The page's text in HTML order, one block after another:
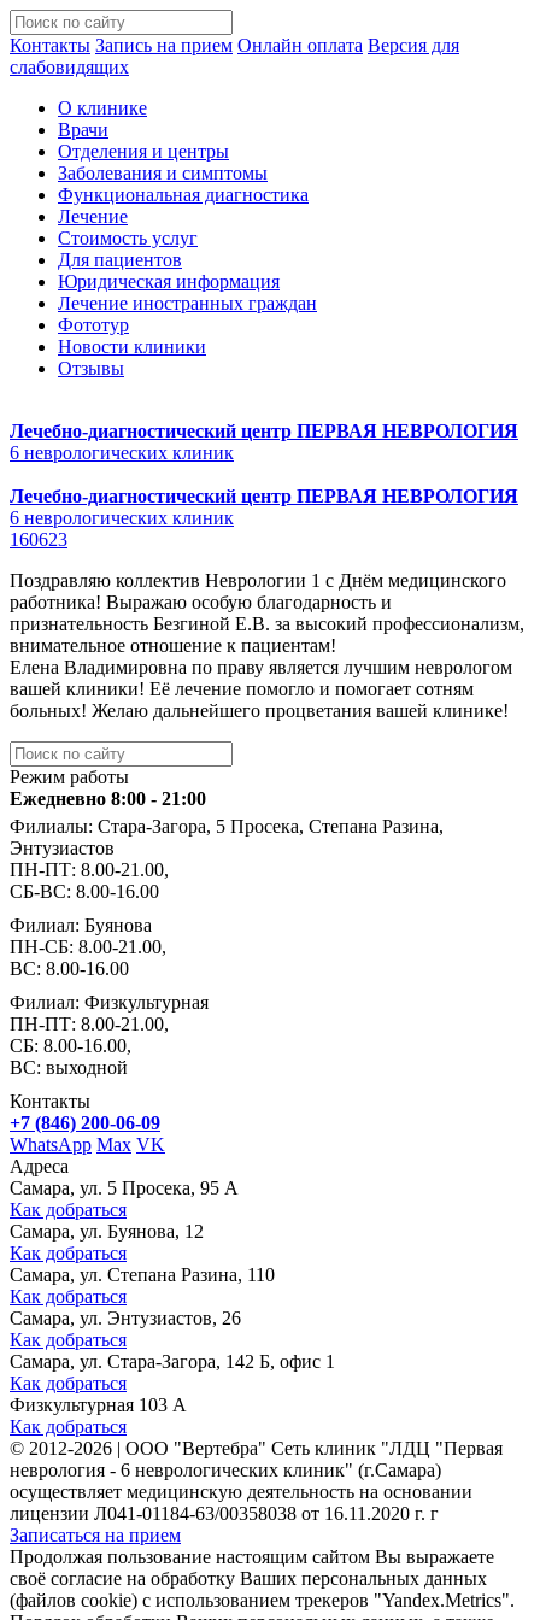
Контакты Запись на прием Онлайн оплата Версия для
слабовидящих
О клинике
Врачи
Отделения и центры
Заболевания и симптомы
Функциональная диагностика
Лечение
Стоимость услуг
Для пациентов
Юридическая информация
Лечение иностранных граждан
Фототур
Новости клиники
Отзывы
Лечебно-диагностический центр ПЕРВАЯ НЕВРОЛОГИЯ
6 неврологических клиник
Лечебно-диагностический центр ПЕРВАЯ НЕВРОЛОГИЯ
6 неврологических клиник
160623
Поздравляю коллектив Неврологии 1 с Днём медицинского
работника! Выражаю особую благодарность и
признательность Безгиной Е.В. за высокий профессионализм,
внимательное отношение к пациентам!
Елена Владимировна по праву является лучшим неврологом
вашей клиники! Её лечение помогло и помогает сотням
больных! Желаю дальнейшего процветания вашей клинике!
Режим работы
Ежедневно 8:00 - 21:00
Филиалы: Стара-Загора, 5 Просека, Степана Разина,
Энтузиастов
ПН-ПТ: 8.00-21.00,
СБ-ВС: 8.00-16.00
Филиал: Буянова
ПН-СБ: 8.00-21.00,
ВС: 8.00-16.00
Филиал: Физкультурная
ПН-ПТ: 8.00-21.00,
СБ: 8.00-16.00,
ВС: выходной
Контакты
+7 (846) 200-06-09
WhatsApp Max VK
Адреса
Самара, ул. 5 Просека, 95 А
Как добраться
Самара, ул. Буянова, 12
Как добраться
Самара, ул. Степана Разина, 110
Как добраться
Самара, ул. Энтузиастов, 26
Как добраться
Самара, ул. Стара-Загора, 142 Б, офис 1
Как добраться
Физкультурная 103 А
Как добраться
© 2012-2026 | ООО "Вертебра" Сеть клиник "ЛДЦ "Первая
неврология - 6 неврологических клиник" (г.Самара)
осуществляет медицинскую деятельность на основании
лицензии Л041-01184-63/00358038 от 16.11.2020 г. г
Записаться на прием
Продолжая пользование настоящим сайтом Вы выражаете
своё согласие на обработку Ваших персональных данных
(файлов cookie) с использованием трекеров "Yandex.Metrics".